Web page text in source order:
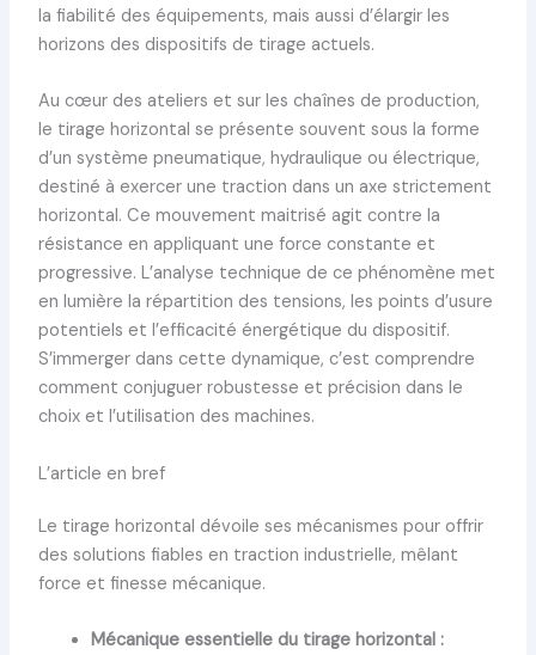
la fiabilité des équipements, mais aussi d’élargir les
horizons des dispositifs de tirage actuels.
Au cœur des ateliers et sur les chaînes de production,
le tirage horizontal se présente souvent sous la forme
d’un système pneumatique, hydraulique ou électrique,
destiné à exercer une traction dans un axe strictement
horizontal. Ce mouvement maitrisé agit contre la
résistance en appliquant une force constante et
progressive. L’analyse technique de ce phénomène met
en lumière la répartition des tensions, les points d’usure
potentiels et l’efficacité énergétique du dispositif.
S’immerger dans cette dynamique, c’est comprendre
comment conjuguer robustesse et précision dans le
choix et l’utilisation des machines.
L’article en bref
Le tirage horizontal dévoile ses mécanismes pour offrir
des solutions fiables en traction industrielle, mêlant
force et finesse mécanique.
Mécanique essentielle du tirage horizontal :